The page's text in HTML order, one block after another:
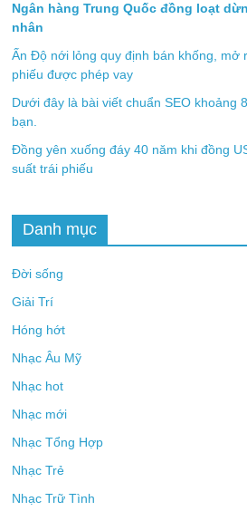
Ngân hàng Trung Quốc đồng loạt
nhân
Ấn Độ nới lỏng quy định bán khống, mở
phiếu được phép vay
Dưới đây là bài viết chuẩn SEO khoảng
bạn.
Đồng yên xuống đáy 40 năm khi đồng
suất trái phiếu
Danh mục
Đời sống
Giải Trí
Hóng hớt
Nhạc Âu Mỹ
Nhạc hot
Nhạc mới
Nhạc Tổng Hợp
Nhạc Trẻ
Nhạc Trữ Tình